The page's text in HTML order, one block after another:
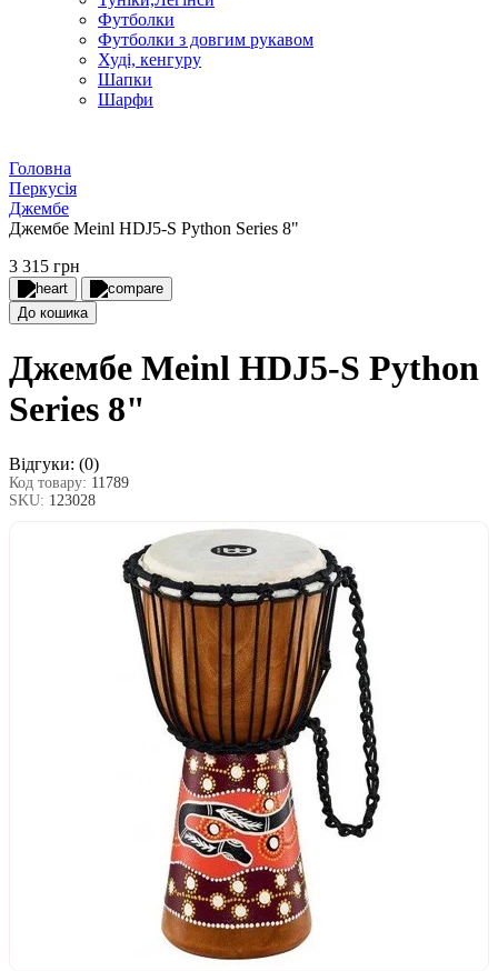
Футболки
Футболки з довгим рукавом
Худі, кенгуру
Шапки
Шарфи
Головна
Перкусія
Джембе
Джембе Meinl HDJ5-S Python Series 8"
3 315 грн
До кошика
Джембе Meinl HDJ5-S Python
Series 8"
Відгуки: (0)
Код товару: 11789
SKU: 123028